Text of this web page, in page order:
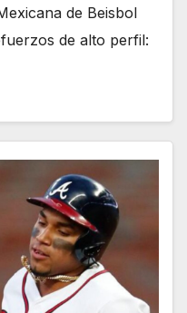
de Beisbol
de alto perfil: